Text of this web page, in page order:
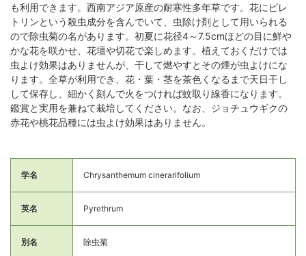
も利用できます。西南アジア原産の耐寒性多年草です。花にピレ
トリンという殺虫成分を含んでいて、虫除け剤として用いられる
ので除虫菊の名があります。初夏に花径4～7.5cmほどの目に鮮や
かな花を咲かせ、花壇や切花で楽しめます。植えておくだけでは
虫よけ効果はありませんが、干して燃やすとその煙が虫よけにな
ります。全草が利用でき、花・葉・茎を茶色くなるまで天日干し
して保存し、細かく刻んで火をつければ蚊取り線香になります。
鑑賞と実用を兼ねて栽培してください。なお、ジョチュウギクの
赤花や桃花品種には虫よけ効果はありません。
学名 Chrysanthemum cinerarifolium
英名 Pyrethrum
別名 除虫菊